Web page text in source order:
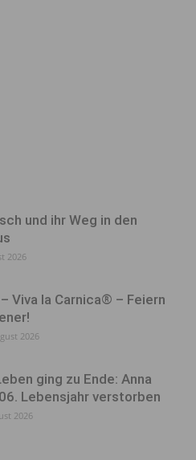
und ihr Weg in den
2026
Viva la Carnica® – Feiern
2026
ging zu Ende: Anna
Lebensjahr verstorben
2026